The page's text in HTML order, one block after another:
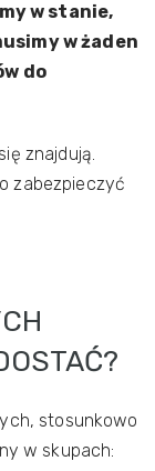
w stanie,
w żaden
do
znajdują.
zabezpieczyć
stosunkowo
w skupach: